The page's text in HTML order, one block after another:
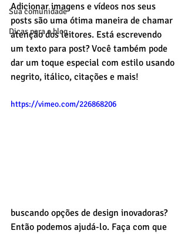
Sua comunidade
Dicas para o blog
Adicionar imagens e vídeos nos seus
posts são uma ótima maneira de chamar
atenção dos leitores. Está escrevendo
um texto para post? Você também pode
dar um toque especial com estilo usando
negrito, itálico, citações e mais!
https://vimeo.com/226868206
buscando opções de design inovadoras?
Então podemos ajudá-lo. Faça com que